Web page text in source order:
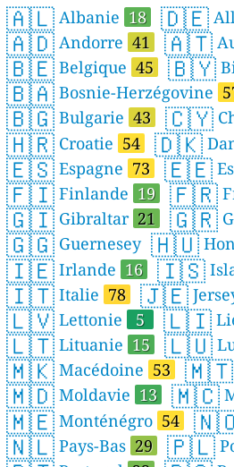
🇦🇱 Albanie 18 🇩🇪
🇦🇩 Andorre 41 🇦🇹
🇧🇪 Belgique 45 🇧🇾
🇧🇦 Bosnie-Herzégovine
🇧🇬 Bulgarie 43 🇨🇾
🇭🇷 Croatie 54 🇩🇰
🇪🇸 Espagne 73 🇪🇪
🇫🇮 Finlande 19 🇫🇷
🇬🇮 Gibraltar 21 🇬🇷
🇬🇬 Guernesey 🇭🇺
🇮🇪 Irlande 16 🇮🇸
🇮🇹 Italie 78 🇯🇪
🇱🇻 Lettonie 5 🇱🇮
🇱🇹 Lituanie 15 🇱🇺
🇲🇰 Macédoine 53 🇲🇹
🇲🇩 Moldavie 13 🇲🇨
🇲🇪 Monténégro 54
🇳🇱 Pays-Bas 29 🇵🇱